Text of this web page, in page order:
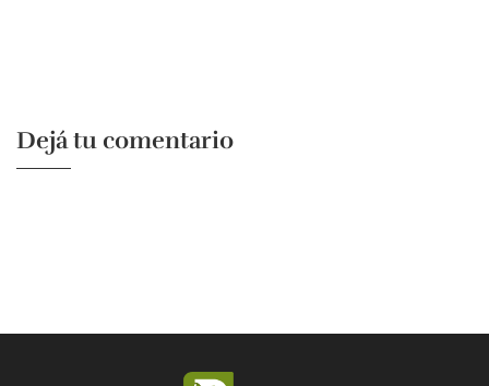
Dejá tu comentario